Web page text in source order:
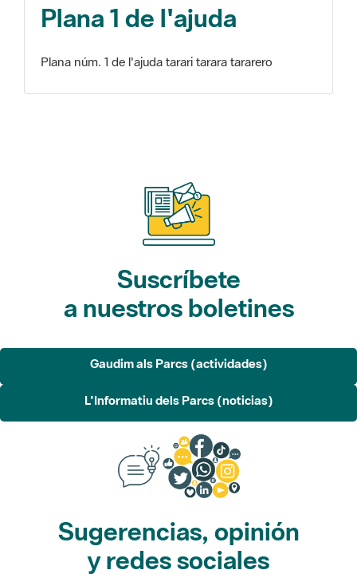
Plana 1 de l'ajuda
Plana núm. 1 de l'ajuda tarari tarara tararero
Suscríbete
a nuestros boletines
Gaudim als Parcs (actividades)
L'Informatiu dels Parcs (noticias)
Sugerencias, opinión
y redes sociales